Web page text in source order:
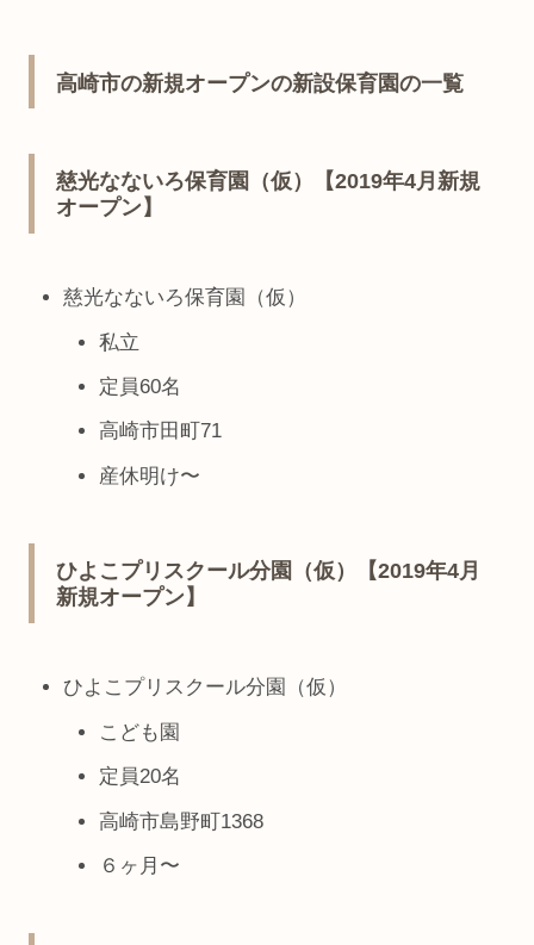
高崎市の新規オープンの新設保育園の一覧
慈光なないろ保育園（仮）【2019年4月新規
オープン】
慈光なないろ保育園（仮）
私立
定員60名
高崎市田町71
産休明け〜
ひよこプリスクール分園（仮）【2019年4月
新規オープン】
ひよこプリスクール分園（仮）
こども園
定員20名
高崎市島野町1368
６ヶ月〜